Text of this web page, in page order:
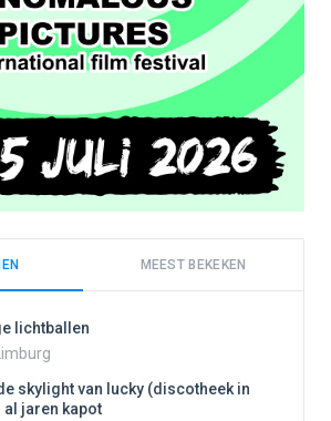
MEEST BEKEKEN
lichtballen
skylight van lucky (discotheek in
al jaren kapot